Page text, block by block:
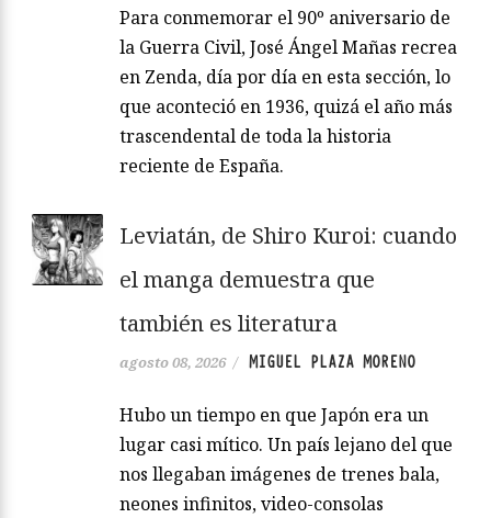
Para conmemorar el 90º aniversario de
la Guerra Civil, José Ángel Mañas recrea
en Zenda, día por día en esta sección, lo
que aconteció en 1936, quizá el año más
trascendental de toda la historia
reciente de España.
Leviatán, de Shiro Kuroi: cuando
el manga demuestra que
también es literatura
agosto 08, 2026 / MIGUEL PLAZA MORENO
Hubo un tiempo en que Japón era un
lugar casi mítico. Un país lejano del que
nos llegaban imágenes de trenes bala,
neones infinitos, video-consolas